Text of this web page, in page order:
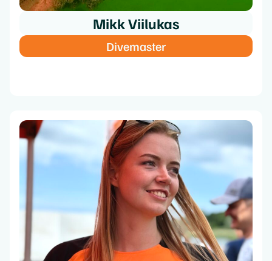
Mikk Viilukas
Divemaster